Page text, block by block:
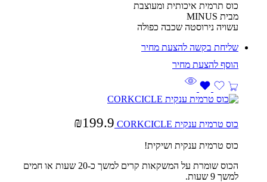
כוס תרמית איכותית ומעוצבת
מבית MINUS
עשויה נירוסטה שכבה כפולה
שליחת בקשה להצעת מחיר
כוס טרמית ענקית CORKCICLE ₪199.9
כוס טרמית ענקית ושיקית!
הכוס שומרת על המשקאות קרים למשך כ-20 שעות או חמים
למשך 9 שעות.